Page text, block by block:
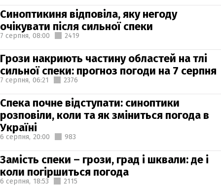
Синоптикиня відповіла, яку негоду
очікувати після сильної спеки
7 серпня, 08:00 2419
Грози накриють частину областей на тлі
сильної спеки: прогноз погоди на 7 серпня
7 серпня, 06:21 2376
Спека почне відступати: синоптики
розповіли, коли та як зміниться погода в
Україні
6 серпня, 20:00 983
Замість спеки – грози, град і шквали: де і
коли погіршиться погода
6 серпня, 18:53 2115